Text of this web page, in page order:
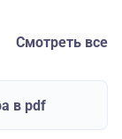
Смотреть все
в pdf